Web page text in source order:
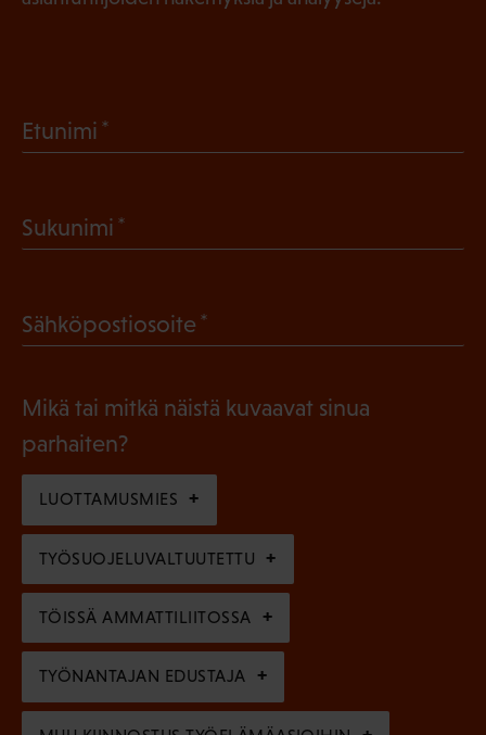
Etunimi
l
n
e
)
Sukunimi
k
l
i
n
e
n
)
Sähköpostiosoite
l
i
n
e
n
)
Mikä tai mitkä näistä kuvaavat sinua
parhaiten?
LUOTTAMUSMIES
TYÖSUOJELUVALTUUTETTU
TÖISSÄ AMMATTILIITOSSA
TYÖNANTAJAN EDUSTAJA